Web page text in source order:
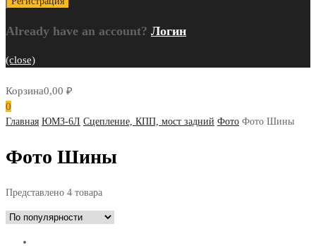
Already have an account? Логин
(close)
Корзина0,00 ₽
0
Главная ЮМЗ-6Л Сцепление, КПП, мост задний Фото Фото Шины
Фото Шины
Представлено 4 товара